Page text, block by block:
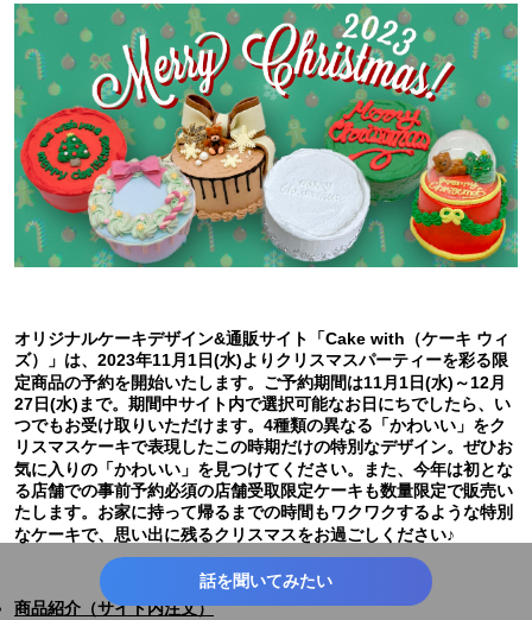
オリジナルケーキデザイン&通販サイト「Cake with（ケーキ ウィ
ズ）」は、2023年11月1日(水)よりクリスマスパーティーを彩る限
定商品の予約を開始いたします。ご予約期間は11月1日(水)～12月
27日(水)まで。期間中サイト内で選択可能なお日にちでしたら、い
つでもお受け取りいただけます。4種類の異なる「かわいい」をク
リスマスケーキで表現したこの時期だけの特別なデザイン。ぜひお
気に入りの「かわいい」を見つけてください。また、今年は初とな
る店舗での事前予約必須の店舗受取限定ケーキも数量限定で販売い
たします。お家に持って帰るまでの時間もワクワクするような特別
なケーキで、思い出に残るクリスマスをお過ごしください♪
商品紹介（サイト内注文）
話を聞いてみたい